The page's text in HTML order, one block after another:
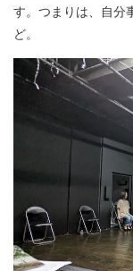
す。つまりは、自分
ど。